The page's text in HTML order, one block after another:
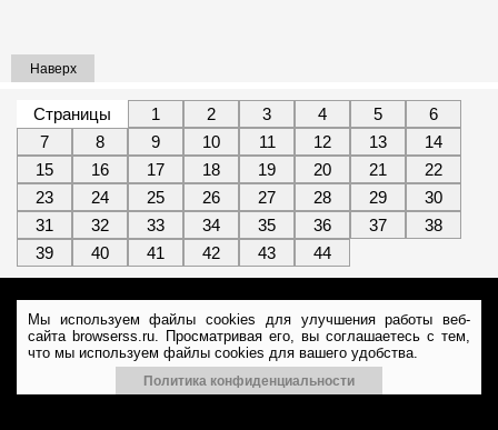
Наверх
Страницы 1 2 3 4 5
6
7
8 9 10 11 12 13
14
15
16 17 18 19 20 21
22
23
24 25 26 27 28 29
30
31
32 33 34 35 36 37
38
39
40 41 42 43 44
Мы используем файлы cookies для улучшения работы веб-
сайта browserss.ru. Просматривая его, вы соглашаетесь с тем,
что мы используем файлы cookies для вашего удобства.
Политика конфиденциальности